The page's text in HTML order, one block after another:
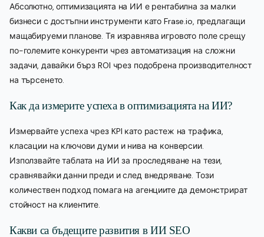
Абсолютно, оптимизацията на ИИ е рентабилна за малки
бизнеси с достъпни инструменти като Frase.io, предлагащи
мащабируеми планове. Тя изравнява игровото поле срещу
по-големите конкуренти чрез автоматизация на сложни
задачи, давайки бърз ROI чрез подобрена производителност
на търсенето.
Как да измерите успеха в оптимизацията на ИИ?
Измервайте успеха чрез KPI като растеж на трафика,
класации на ключови думи и нива на конверсии.
Използвайте таблата на ИИ за проследяване на тези,
сравнявайки данни преди и след внедряване. Този
количествен подход помага на агенциите да демонстрират
стойност на клиентите.
Какви са бъдещите развития в ИИ SEO